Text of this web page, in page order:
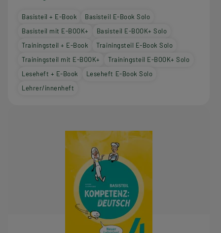
Basisteil + E-Book
Basisteil E-Book Solo
Basisteil mit E-BOOK+
Basisteil E-BOOK+ Solo
Trainingsteil + E-Book
Trainingsteil E-Book Solo
Trainingsteil mit E-BOOK+
Trainingsteil E-BOOK+ Solo
Leseheft + E-Book
Leseheft E-Book Solo
Lehrer/innenheft